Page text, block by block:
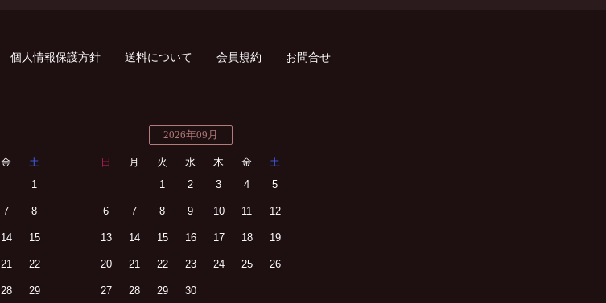
個人情報保護方針 送料について 会員規約 お問合せ
金
土
1
7 8
14 15
21 22
28 29
2026年09月
日 月 火 水 木 金
土
1
2 3 4 5
6 7 8 9 10 11 12
13 14 15 16 17 18 19
20 21 22 23 24 25 26
27 28 29 30